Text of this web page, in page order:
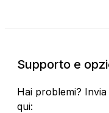
Supporto e
Hai problemi?
qui: